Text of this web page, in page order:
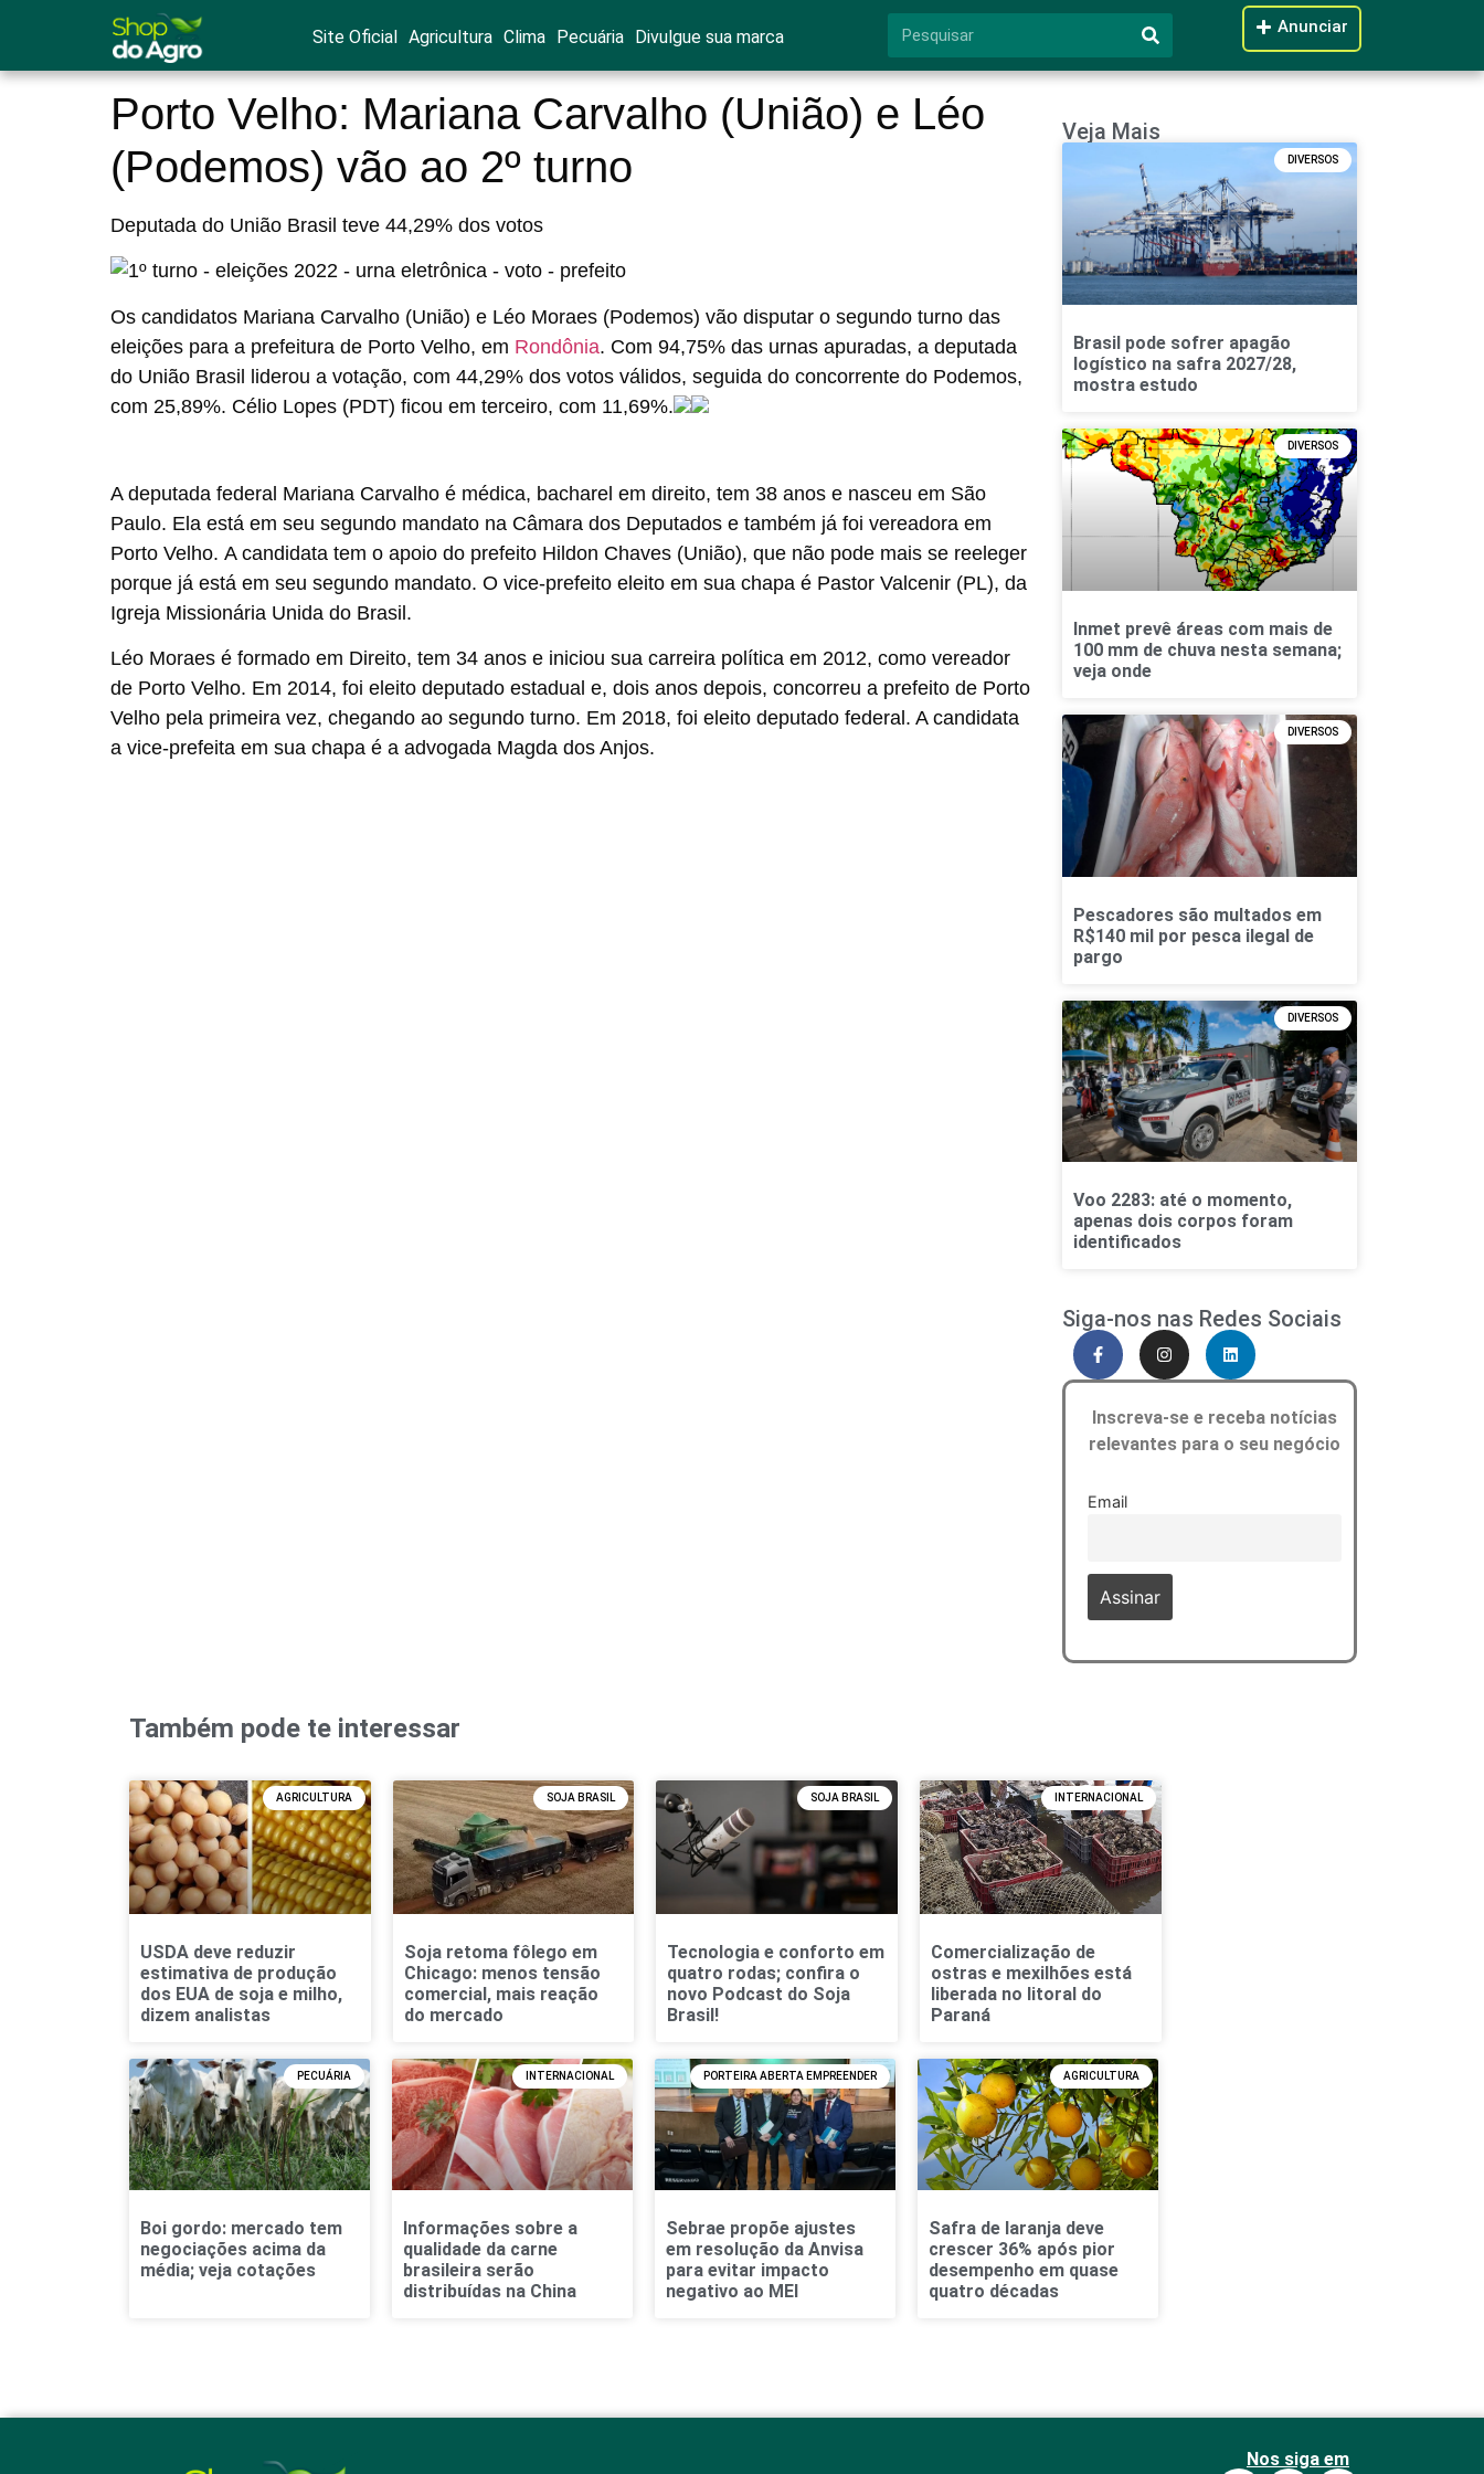
Site Oficial Agricultura Clima Pecuária Divulgue sua marca Anunciar
Porto Velho: Mariana Carvalho (União) e Léo
(Podemos) vão ao 2º turno
Deputada do União Brasil teve 44,29% dos votos
Os candidatos Mariana Carvalho (União) e Léo Moraes (Podemos) vão disputar o segundo turno das
eleições para a prefeitura de Porto Velho, em Rondônia. Com 94,75% das urnas apuradas, a deputada
do União Brasil liderou a votação, com 44,29% dos votos válidos, seguida do concorrente do Podemos,
com 25,89%. Célio Lopes (PDT) ficou em terceiro, com 11,69%.
A deputada federal Mariana Carvalho é médica, bacharel em direito, tem 38 anos e nasceu em São
Paulo. Ela está em seu segundo mandato na Câmara dos Deputados e também já foi vereadora em
Porto Velho. A candidata tem o apoio do prefeito Hildon Chaves (União), que não pode mais se reeleger
porque já está em seu segundo mandato. O vice-prefeito eleito em sua chapa é Pastor Valcenir (PL), da
Igreja Missionária Unida do Brasil.
Léo Moraes é formado em Direito, tem 34 anos e iniciou sua carreira política em 2012, como vereador
de Porto Velho. Em 2014, foi eleito deputado estadual e, dois anos depois, concorreu a prefeito de Porto
Velho pela primeira vez, chegando ao segundo turno. Em 2018, foi eleito deputado federal. A candidata
a vice-prefeita em sua chapa é a advogada Magda dos Anjos.
Veja Mais
DIVERSOS
Brasil pode sofrer apagão
logístico na safra 2027/28,
mostra estudo
DIVERSOS
Inmet prevê áreas com mais de
100 mm de chuva nesta semana;
veja onde
DIVERSOS
Pescadores são multados em
R$140 mil por pesca ilegal de
pargo
DIVERSOS
Voo 2283: até o momento,
apenas dois corpos foram
identificados
Siga-nos nas Redes Sociais
Inscreva-se e receba notícias
relevantes para o seu negócio
Email
Também pode te interessar
AGRICULTURA
USDA deve reduzir
estimativa de produção
dos EUA de soja e milho,
dizem analistas
SOJA BRASIL
Soja retoma fôlego em
Chicago: menos tensão
comercial, mais reação
do mercado
SOJA BRASIL
Tecnologia e conforto em
quatro rodas; confira o
novo Podcast do Soja
Brasil!
INTERNACIONAL
Comercialização de
ostras e mexilhões está
liberada no litoral do
Paraná
PECUÁRIA
Boi gordo: mercado tem
negociações acima da
média; veja cotações
INTERNACIONAL
Informações sobre a
qualidade da carne
brasileira serão
distribuídas na China
PORTEIRA ABERTA EMPREENDER
Sebrae propõe ajustes
em resolução da Anvisa
para evitar impacto
negativo ao MEI
AGRICULTURA
Safra de laranja deve
crescer 36% após pior
desempenho em quase
quatro décadas
Nos siga em